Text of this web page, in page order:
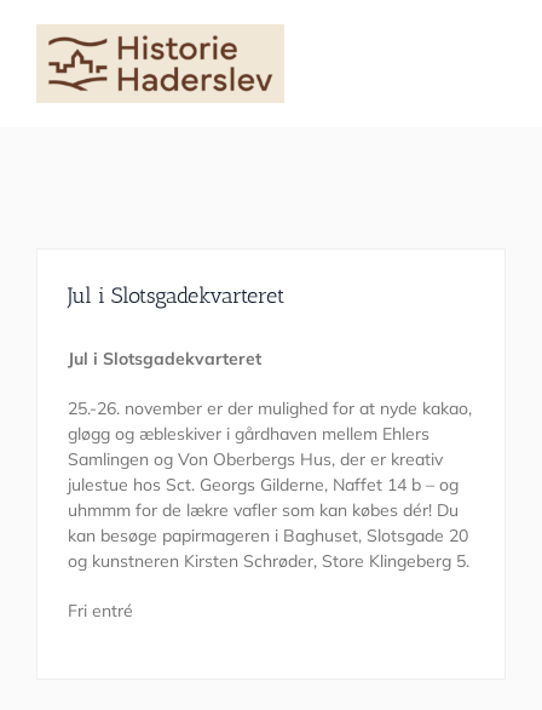
content
Jul i Slotsgadekvarteret
Jul i Slotsgadekvarteret
25.-26. november er der mulighed for at nyde kakao,
gløgg og æbleskiver i gårdhaven mellem Ehlers
Samlingen og Von Oberbergs Hus, der er kreativ
julestue hos Sct. Georgs Gilderne, Naffet 14 b – og
uhmmm for de lækre vafler som kan købes dér! Du
kan besøge papirmageren i Baghuset, Slotsgade 20
og kunstneren Kirsten Schrøder, Store Klingeberg 5.
Fri entré